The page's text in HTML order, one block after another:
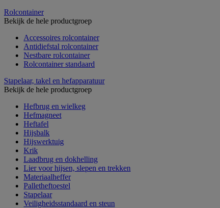
Rolcontainer
Bekijk de hele productgroep
Accessoires rolcontainer
Antidiefstal rolcontainer
Nestbare rolcontainer
Rolcontainer standaard
Stapelaar, takel en hefapparatuur
Bekijk de hele productgroep
Hefbrug en wielkeg
Hefmagneet
Heftafel
Hijsbalk
Hijswerktuig
Krik
Laadbrug en dokhelling
Lier voor hijsen, slepen en trekken
Materiaalheffer
Palletheftoestel
Stapelaar
Veiligheidsstandaard en steun